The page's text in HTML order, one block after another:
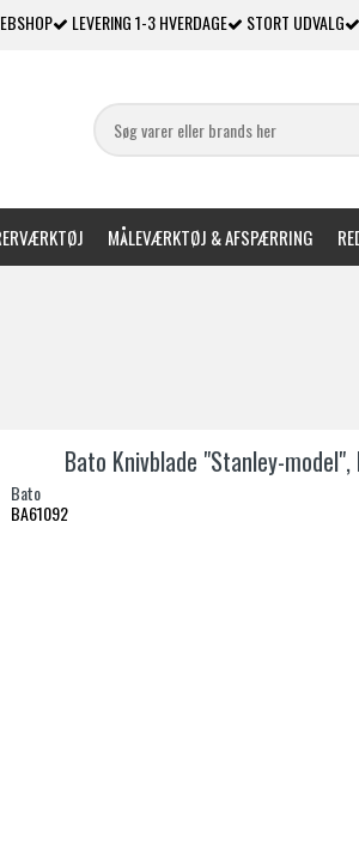
LEVERING 1-3 HVERDAGE STORT UDVALG
MÅLEVÆRKTØJ & AFSPÆRRING
Bato Knivblade "Stanley-
Bato
BA61092